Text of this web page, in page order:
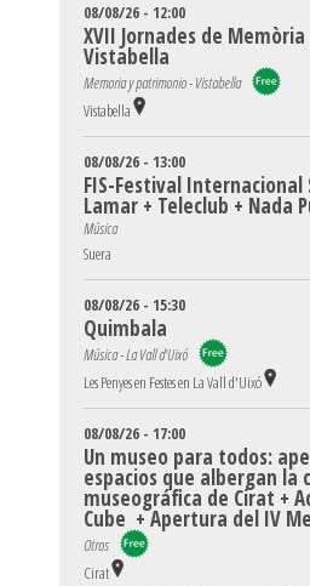
08/08/26 - 12:00
XVII Jornades de
Vistabella
Memoria y patrimonio - Vistabella
Vistabella
08/08/26 - 13:00
FIS-Festival Internacional
Lamar + Teleclub + Nada
Música
Suera
08/08/26 - 15:30
Quimbala
Música - La Vall d'Uixó
Les Penyes en Festes en La Vall d'Uixó
08/08/26 - 17:00
Un museo para todos:
espacios que albergan la
museográfica de Cirat +
Cube + Apertura del IV
Otros
Cirat